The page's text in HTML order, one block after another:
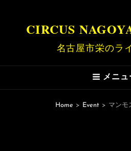
CIRCUS
名古屋市栄のラ
メニュ
Home > Event > マンモ